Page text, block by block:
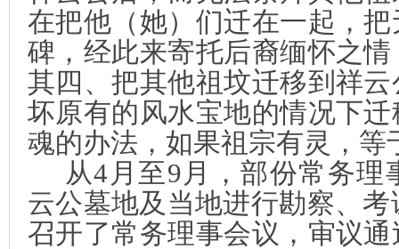
在把他（她）们迁在一起，
碑，经此来寄托后裔缅怀之
其四、把其他祖坟迁移到祥
坏原有的风水宝地的情况下迁
魂的办法，如果祖宗有灵，等
从4 月至 9 月，部份常务理
云公墓地及当地进行勘察、考
召开了常务理事会议，审议